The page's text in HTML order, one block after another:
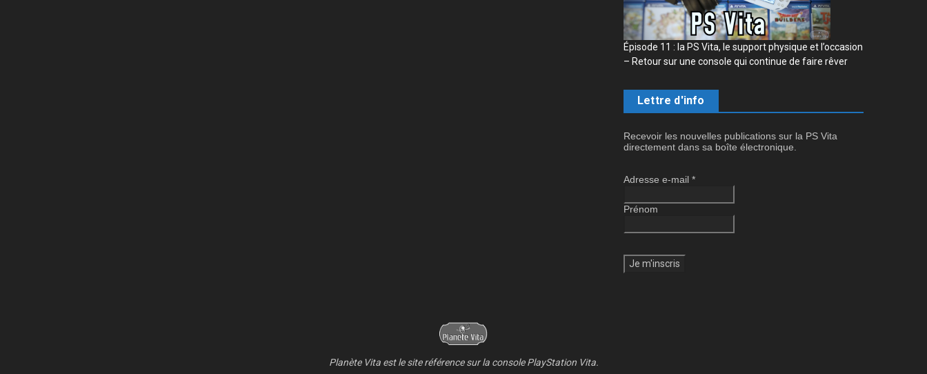
Épisode 11 : la PS Vita, le support physique et l’occasion
– Retour sur une console qui continue de faire rêver
Lettre d'info
Recevoir les nouvelles publications sur la PS Vita
directement dans sa boîte électronique.
Adresse e-mail *
Prénom
Planète Vita est le site référence sur la console PlayStation Vita.